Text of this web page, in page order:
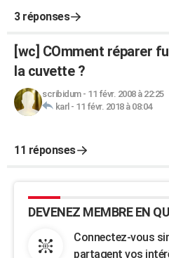
3 réponses
[wc] COmment réparer
la cuvette ?
scribidum- 11 févr. 2008 à 22:25
karl- 11 févr. 2018 à 08:04
11 réponses
DEVENEZ MEMBRE EN
Connectez-vous
partagent vos